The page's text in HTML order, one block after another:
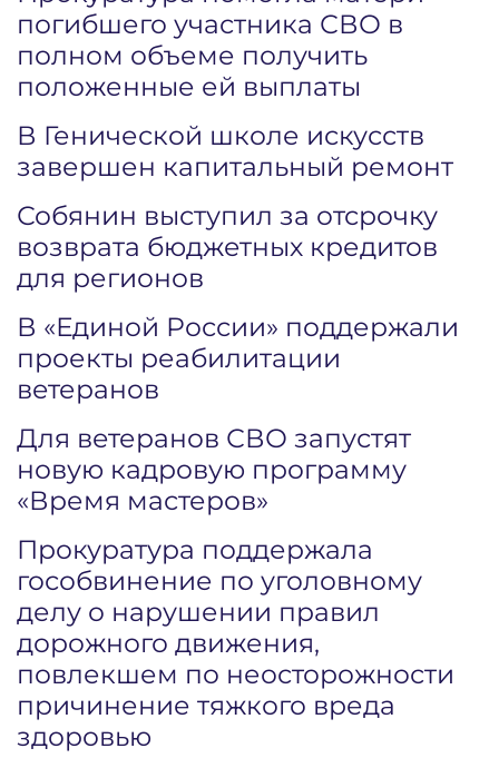
погибшего участника СВО в
полном объеме получить
положенные ей выплаты
В Генической школе искусств
завершен капитальный ремонт
Собянин выступил за отсрочку
возврата бюджетных кредитов
для регионов
В «Единой России» поддержали
проекты реабилитации
ветеранов
Для ветеранов СВО запустят
новую кадровую программу
«Время мастеров»
Прокуратура поддержала
гособвинение по уголовному
делу о нарушении правил
дорожного движения,
повлекшем по неосторожности
причинение тяжкого вреда
здоровью